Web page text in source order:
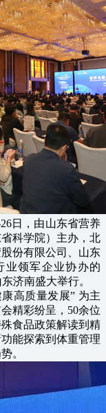
日，由山东省营养
科学院）主办，北
份有限公司、山东
业领军企业协办的
济南盛大举行。
高质量发展” 为主
精彩纷呈，50余位
食品政策解读到精
能探索到体重管理
。